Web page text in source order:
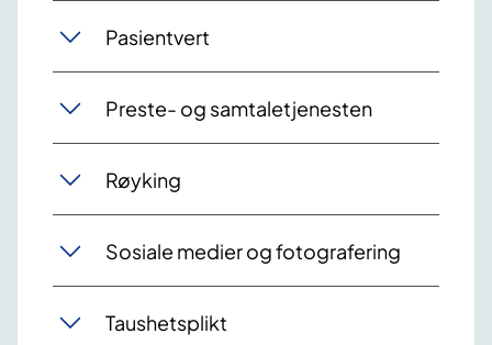
Pasientvert
Preste- og samtaletjenesten
Røyking
Sosiale medier og fotografering
Taushetsplikt